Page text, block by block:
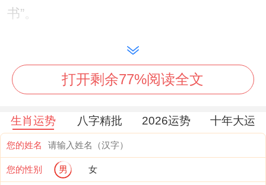
书”。
相处建议、给予充分尊重、避免当众反驳；
用崇拜感代替说教，如:“你这个方法太厉害
了、能不能再优化下细节？
爆发模式~直线思维认定的事情会立刻行动,
如凌晨三点想到创业点子，第二天就辞职筹
备。
打开剩余77%阅读全文
生肖运势 八字精批 2026运势 十年大运
您的姓名
您的性别 男 女